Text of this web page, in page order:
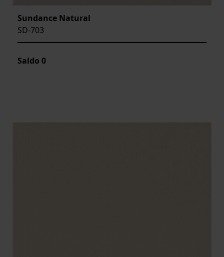
Sundance Natural
SD-703
Saldo 0